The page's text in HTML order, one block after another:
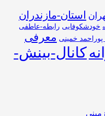
استان-مازندران
خودشکوفایی رابطه-عاطفی
خمینی معرفی
کانال-بینش-